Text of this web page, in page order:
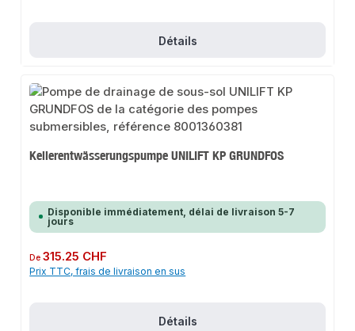
Détails
Kellerentwässerungspumpe UNILIFT KP GRUNDFOS
Disponible immédiatement, délai de livraison 5-7
jours
Prix régulier :
De315.25 CHF
Prix TTC, frais de livraison en sus
Détails